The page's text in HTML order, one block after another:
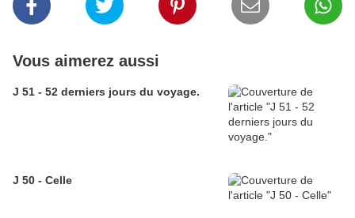
Vous aimerez aussi
J 51 - 52 derniers jours du voyage.
J 50 - Celle